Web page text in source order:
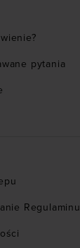
pytania
Regulaminu